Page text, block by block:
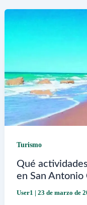
en
Turismo
Qué
en San Antonio
User1 | 23 de marzo de